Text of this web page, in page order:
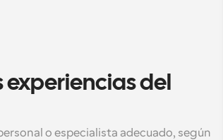
experiencias del
o especialista adecuado, según